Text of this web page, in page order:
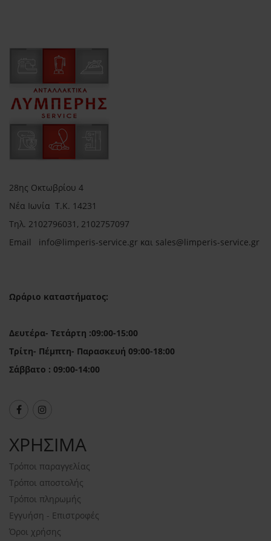
28ης Οκτωβρίου 4
Νέα Ιωνία Τ.Κ. 14231
Τηλ. 2102796031, 2102757097
Email info@limperis-service.gr και sales@limperis-service.gr
Ωράριο καταστήματος:
Δευτέρα- Τετάρτη :09:00-15:00
Τρίτη- Πέμπτη- Παρασκευή 09:00-18:00
Σάββατο : 09:00-14:00
ΧΡΗΣΙΜΑ
Τρόποι παραγγελίας
Τρόποι αποστολής
Τρόποι πληρωμής
Εγγυήση - Επιστροφές
Όροι χρήσης